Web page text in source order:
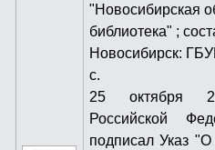
"Новосибирская
библиотека" ;
Новосибирск:
с.
25 октября
Российской
подписал Указ "О